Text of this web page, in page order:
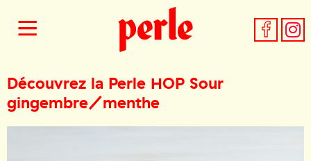
Découvrez la Perle HOP Sour
gingembre/menthe